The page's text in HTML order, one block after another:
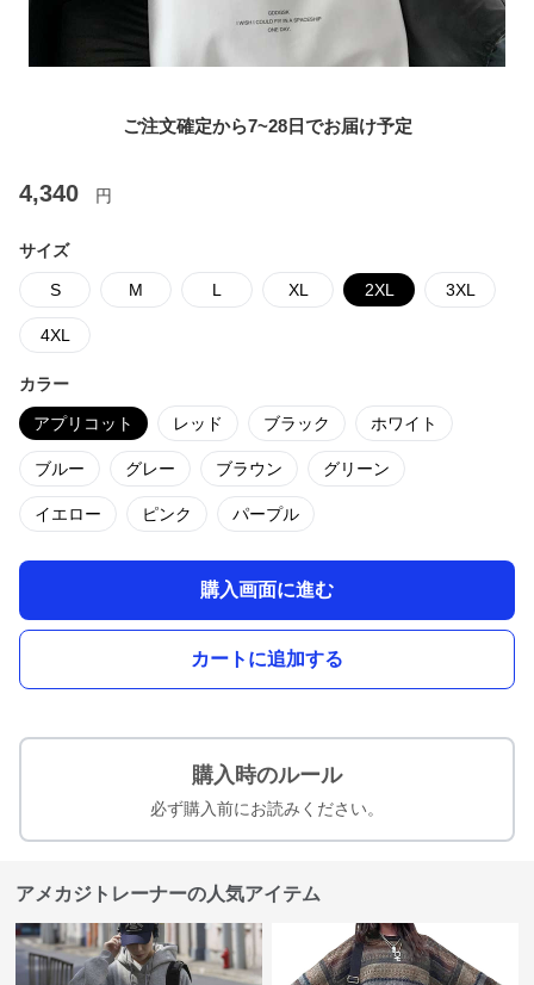
ご注文確定から7~28日でお届け予定
4,340 円
サイズ
S M L XL 2XL 3XL
4XL
カラー
アプリコット レッド ブラック ホワイト
ブルー グレー ブラウン グリーン
イエロー ピンク パープル
購入画面に進む
カートに追加する
購入時のルール
必ず購入前にお読みください。
アメカジトレーナーの人気アイテム